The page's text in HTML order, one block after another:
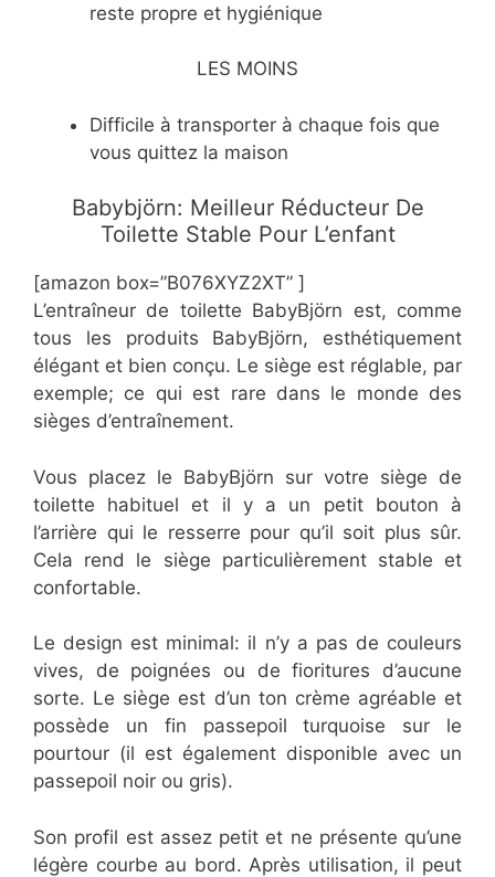
reste propre et hygiénique
LES MOINS
​Difficile à transporter à chaque fois que
vous quittez la maison
Babybjörn: Meilleur Réducteur De
Toilette Stable Pour L’enfant
[amazon box=”​B076XYZ2XT” ]
L’entraîneur de toilette BabyBjörn est, comme
tous les produits BabyBjörn, esthétiquement
élégant et bien conçu. Le siège est réglable, par
exemple; ce qui est rare dans le monde des
sièges d’entraînement.
Vous placez le BabyBjörn sur votre siège de
toilette habituel et il y a un petit bouton à
l’arrière qui le resserre pour qu’il soit plus sûr.
Cela rend le siège particulièrement stable et
confortable.
Le design est minimal: il n’y a pas de couleurs
vives, de poignées ou de fioritures d’aucune
sorte. Le siège est d’un ton crème agréable et
possède un fin passepoil turquoise sur le
pourtour (il est également disponible avec un
passepoil noir ou gris).
Son profil est assez petit et ne présente qu’une
légère courbe au bord. Après utilisation, il peut